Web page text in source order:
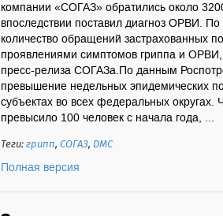
компании «СОГАЗ» обратились около
впоследствии поставил диагноз ОРВИ.
количество обращений застрахованных
проявлениями симптомов гриппа и
пресс-релиза СОГАЗа.По данным
превышение недельных эпидемических
субъектах во всех федеральных
превысило 100 человек с начала года, ...
Теги:грипп,СОГАЗ, ДМС
Полная версия